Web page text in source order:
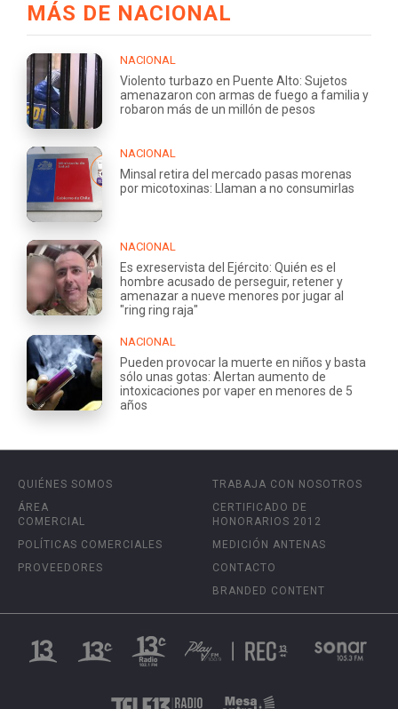
MÁS DE NACIONAL
NACIONAL
Violento turbazo en Puente Alto: Sujetos
amenazaron con armas de fuego a familia y
robaron más de un millón de pesos
NACIONAL
Minsal retira del mercado pasas morenas
por micotoxinas: Llaman a no consumirlas
NACIONAL
Es exreservista del Ejército: Quién es el
hombre acusado de perseguir, retener y
amenazar a nueve menores por jugar al
"ring ring raja"
NACIONAL
Pueden provocar la muerte en niños y basta
sólo unas gotas: Alertan aumento de
intoxicaciones por vaper en menores de 5
años
QUIÉNES SOMOS
ÁREA
COMERCIAL
POLÍTICAS COMERCIALES
PROVEEDORES
TRABAJA CON NOSOTROS
CERTIFICADO DE
HONORARIOS 2012
MEDICIÓN ANTENAS
CONTACTO
BRANDED CONTENT